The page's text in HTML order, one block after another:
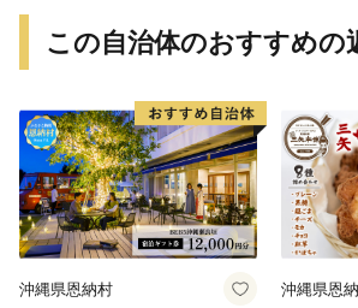
この自治体のおすすめの
沖縄県恩納村 沖縄県恩